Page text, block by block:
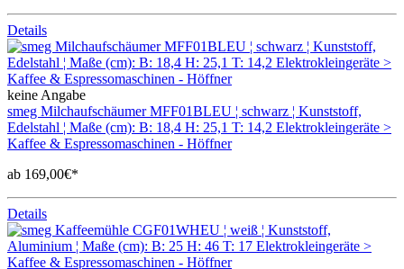
Details
keine Angabe
smeg Milchaufschäumer MFF01BLEU ¦ schwarz ¦ Kunststoff,
Edelstahl ¦ Maße (cm): B: 18,4 H: 25,1 T: 14,2 Elektrokleingeräte >
Kaffee & Espressomaschinen - Höffner
ab 169,00€*
Details